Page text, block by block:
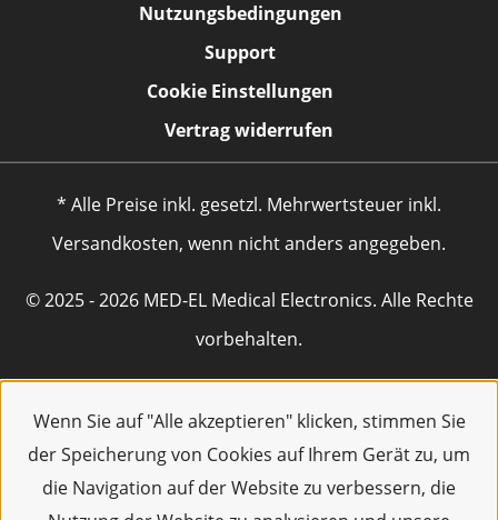
Wenn Sie auf "Alle akzeptieren" klicken, stimmen Sie
der Speicherung von Cookies auf Ihrem Gerät zu, um
die Navigation auf der Website zu verbessern, die
Nutzungsbedingungen
Support
Cookie Einstellungen
Vertrag widerrufen
* Alle Preise inkl. gesetzl. Mehrwertsteuer inkl.
Versandkosten, wenn nicht anders angegeben.
© 2025 - 2026 MED-EL Medical Electronics. Alle Rechte
vorbehalten.